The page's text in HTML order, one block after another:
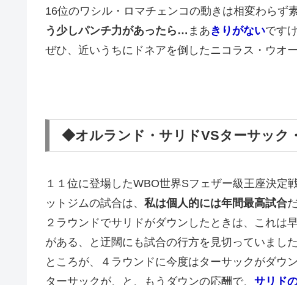
16位のワシル・ロマチェンコの動きは相変わらず
う少しパンチ力があったら… まあきりがないです
ぜひ、近いうちにドネアを倒したニコラス・ウオ
◆オルランド・サリドVSターサック
１１位に登場したWBO世界Sフェザー級王座決定
ットジムの試合は、 私は個人的には年間最高試合
２ラウンドでサリドがダウンしたときは、これは
がある、と迂闊にも試合の行方を見切っていました
ところが、４ラウンドに今度はターサックがダウ
ターサックが、と、もうダウンの応酬で、 サリド